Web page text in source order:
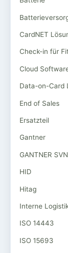
CardNET
Check-in für
Cloud
Data-on-Card
End of Sales
Ersatzteil
Gantner
GANTNER
HID
Hitag
Interne
ISO 14443
ISO 15693